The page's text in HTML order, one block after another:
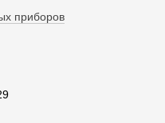
приборов